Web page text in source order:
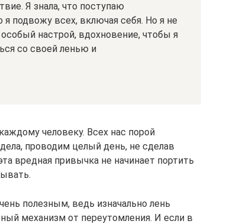
Я знала, что поступаю
подвожу всех, включая себя. Но я не
настрой, вдохновение, чтобы я
со своей ленью и
человеку. Всех нас порой
проводим целый день, не сделав
вредная привычка не начинает портить
полезным, ведь изначально лень
механизм от переутомления. И если в